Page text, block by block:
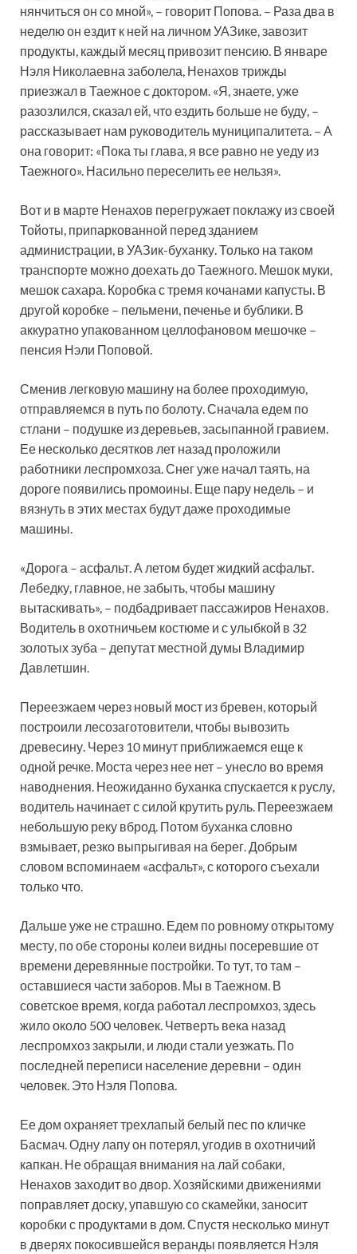
нянчиться он со мной», – говорит Попова. – Раза два в
неделю он ездит к ней на личном УАЗике, завозит
продукты, каждый месяц привозит пенсию. В январе
Нэля Николаевна заболела, Ненахов трижды
приезжал в Таежное с доктором. «Я, знаете, уже
разозлился, сказал ей, что ездить больше не буду, –
рассказывает нам руководитель муниципалитета. – А
она говорит: «Пока ты глава, я все равно не уеду из
Таежного». Насильно переселить ее нельзя».
Вот и в марте Ненахов перегружает поклажу из своей
Тойоты, припаркованной перед зданием
администрации, в УАЗик-буханку. Только на таком
транспорте можно доехать до Таежного. Мешок муки,
мешок сахара. Коробка с тремя кочанами капусты. В
другой коробке – пельмени, печенье и бублики. В
аккуратно упакованном целлофановом мешочке –
пенсия Нэли Поповой.
Сменив легковую машину на более проходимую,
отправляемся в путь по болоту. Сначала едем по
стлани – подушке из деревьев, засыпанной гравием.
Ее несколько десятков лет назад проложили
работники леспромхоза. Снег уже начал таять, на
дороге появились промоины. Еще пару недель – и
вязнуть в этих местах будут даже проходимые
машины.
«Дорога – асфальт. А летом будет жидкий асфальт.
Лебедку, главное, не забыть, чтобы машину
вытаскивать», – подбадривает пассажиров Ненахов.
Водитель в охотничьем костюме и с улыбкой в 32
золотых зуба – депутат местной думы Владимир
Давлетшин.
Переезжаем через новый мост из бревен, который
построили лесозаготовители, чтобы вывозить
древесину. Через 10 минут приближаемся еще к
одной речке. Моста через нее нет – унесло во время
наводнения. Неожиданно буханка спускается к руслу,
водитель начинает с силой крутить руль. Переезжаем
небольшую реку вброд. Потом буханка словно
взмывает, резко выпрыгивая на берег. Добрым
словом вспоминаем «асфальт», с которого съехали
только что.
Дальше уже не страшно. Едем по ровному открытому
месту, по обе стороны колеи видны посеревшие от
времени деревянные постройки. То тут, то там –
оставшиеся части заборов. Мы в Таежном. В
советское время, когда работал леспромхоз, здесь
жило около 500 человек. Четверть века назад
леспромхоз закрыли, и люди стали уезжать. По
последней переписи население деревни – один
человек. Это Нэля Попова.
Ее дом охраняет трехлапый белый пес по кличке
Басмач. Одну лапу он потерял, угодив в охотничий
капкан. Не обращая внимания на лай собаки,
Ненахов заходит во двор. Хозяйскими движениями
поправляет доску, упавшую со скамейки, заносит
коробки с продуктами в дом. Спустя несколько минут
в дверях покосившейся веранды появляется Нэля